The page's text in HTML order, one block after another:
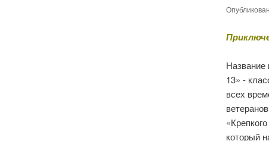
Название
13» -
всех
который